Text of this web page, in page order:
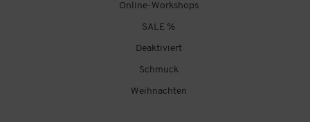
Online-Workshops
SALE %
Deaktiviert
Schmuck
Weihnachten